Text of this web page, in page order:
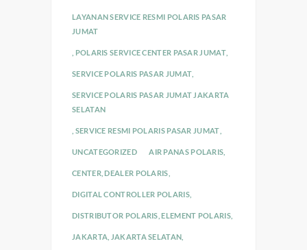
LAYANAN SERVICE RESMI POLARIS PASAR
JUMAT
POLARIS SERVICE CENTER PASAR JUMAT,
SERVICE POLARIS PASAR JUMAT
SERVICE POLARIS PASAR JUMAT JAKARTA
SELATAN
SERVICE RESMI POLARIS PASAR JUMAT
UNCATEGORIZED AIR PANAS POLARIS
CENTER,DEALER POLARIS
DIGITAL CONTROLLER POLARIS,
DISTRIBUTOR POLARIS ,ELEMENT POLARIS,
JAKARTA JAKARTA SELATAN